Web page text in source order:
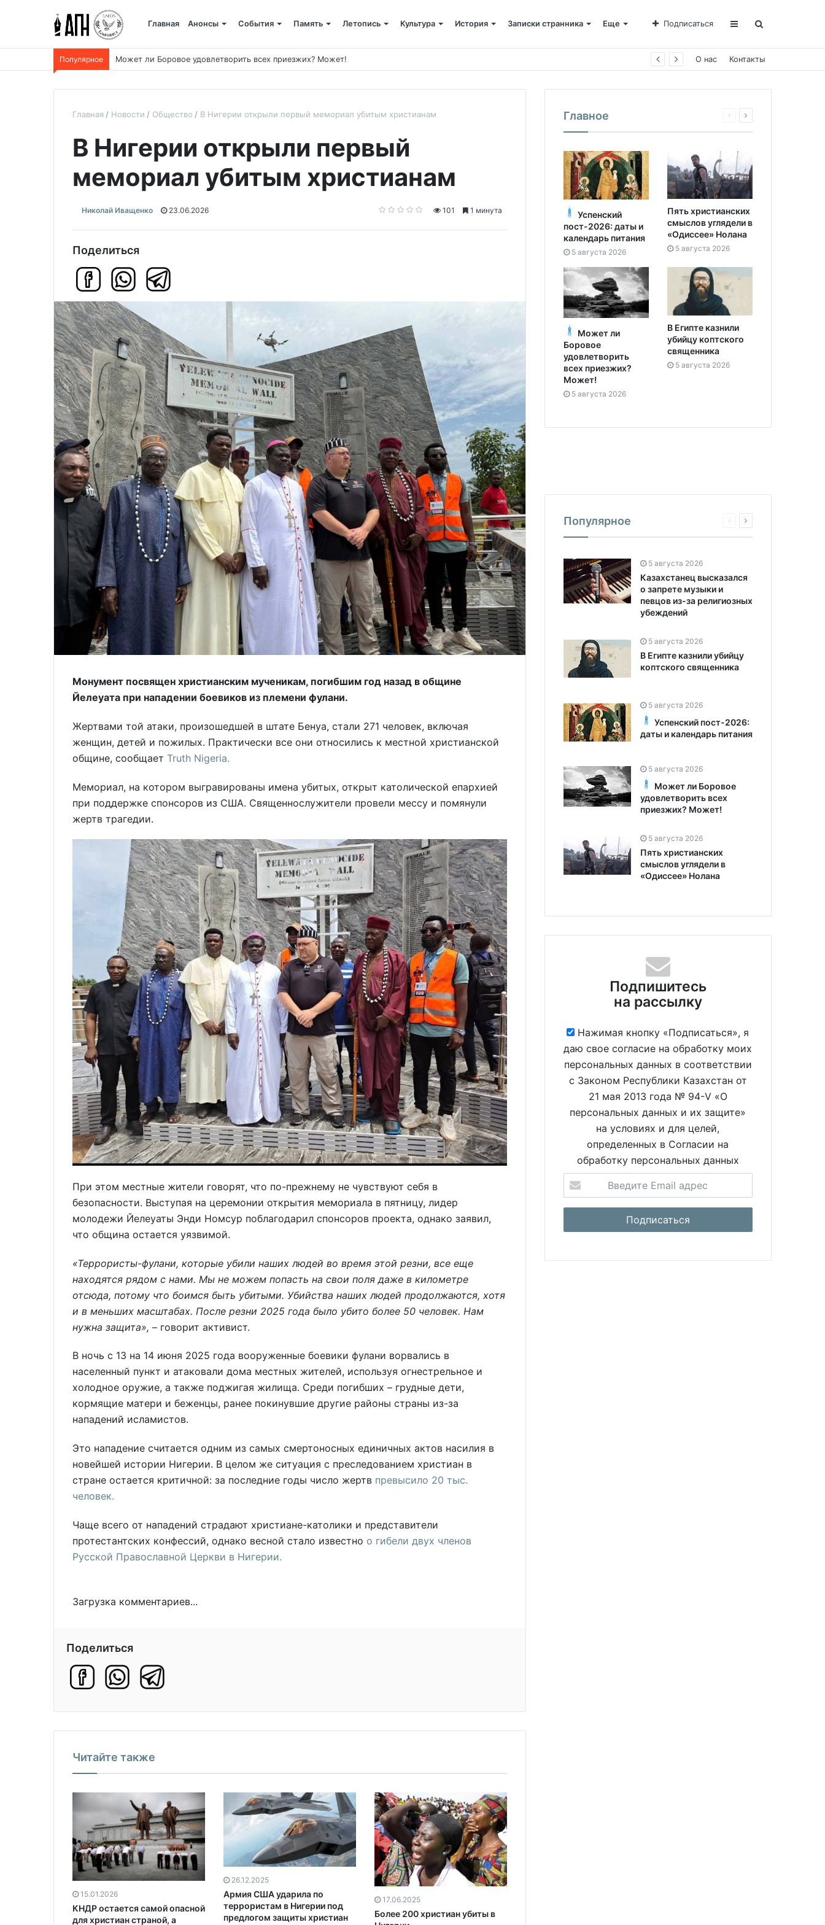
Главная Анонсы События Память Летопись Культура История Записки странника Еще Подписаться
Популярное Может ли Боровое удовлетворить всех приезжих? Может! О нас Контакты
Главная Новости Общество В Нигерии открыли первый мемориал убитым христианам
В Нигерии открыли первый
мемориал убитым христианам
Николай Иващенко 23.06.2026 101 1 минута
Поделиться
Монумент посвящен христианским мученикам, погибшим год назад в общине
Йелеуата при нападении боевиков из племени фулани.
Жертвами той атаки, произошедшей в штате Бенуа, стали 271 человек, включая
женщин, детей и пожилых. Практически все они относились к местной христианской
общине, сообщает Truth Nigeria.
Мемориал, на котором выгравированы имена убитых, открыт католической епархией
при поддержке спонсоров из США. Священнослужители провели мессу и помянули
жертв трагедии.
При этом местные жители говорят, что по-прежнему не чувствуют себя в
безопасности. Выступая на церемонии открытия мемориала в пятницу, лидер
молодежи Йелеуаты Энди Номсур поблагодарил спонсоров проекта, однако заявил,
что община остается уязвимой.
«Террористы-фулани, которые убили наших людей во время этой резни, все еще
находятся рядом с нами. Мы не можем попасть на свои поля даже в километре
отсюда, потому что боимся быть убитыми. Убийства наших людей продолжаются, хотя
и в меньших масштабах. После резни 2025 года было убито более 50 человек. Нам
нужна защита», – говорит активист.
В ночь с 13 на 14 июня 2025 года вооруженные боевики фулани ворвались в
населенный пункт и атаковали дома местных жителей, используя огнестрельное и
холодное оружие, а также поджигая жилища. Среди погибших – грудные дети,
кормящие матери и беженцы, ранее покинувшие другие районы страны из-за
нападений исламистов.
Это нападение считается одним из самых смертоносных единичных актов насилия в
новейшей истории Нигерии. В целом же ситуация с преследованием христиан в
стране остается критичной: за последние годы число жертв превысило 20 тыс.
человек.
Чаще всего от нападений страдают христиане-католики и представители
протестантских конфессий, однако весной стало известно о гибели двух членов
Русской Православной Церкви в Нигерии.
Загрузка комментариев...
Поделиться
Читайте также
15.01.2026
КНДР остается самой опасной
для христиан страной, а
26.12.2025
Армия США ударила по
террористам в Нигерии под
предлогом защиты христиан
17.06.2025
Более 200 христиан убиты в
Главное
Успенский
пост-2026: даты и
календарь питания
5 августа 2026
Пять христианских
смыслов углядели в
«Одиссее» Нолана
5 августа 2026
Может ли
Боровое
удовлетворить
всех приезжих?
Может!
5 августа 2026
В Египте казнили
убийцу коптского
священника
5 августа 2026
Популярное
5 августа 2026
Казахстанец высказался
о запрете музыки и
певцов из-за религиозных
убеждений
5 августа 2026
В Египте казнили убийцу
коптского священника
5 августа 2026
Успенский пост-2026:
даты и календарь питания
5 августа 2026
Может ли Боровое
удовлетворить всех
приезжих? Может!
5 августа 2026
Пять христианских
смыслов углядели в
«Одиссее» Нолана
Подпишитесь
на рассылку
Нажимая кнопку «Подписаться», я
даю свое согласие на обработку моих
персональных данных в соответствии
с Законом Республики Казахстан от
21 мая 2013 года № 94-V «О
персональных данных и их защите»
на условиях и для целей,
определенных в Согласии на
обработку персональных данных